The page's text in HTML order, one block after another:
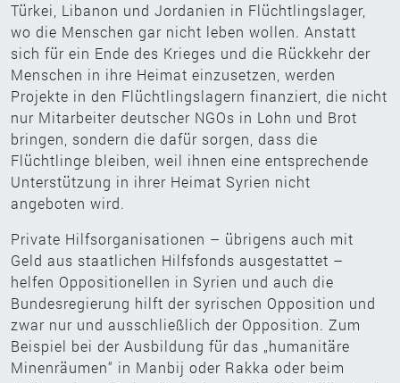
Türkei, Libanon und Jordanien in Flüchtlingslager,
wo die Menschen gar nicht leben wollen. Anstatt
sich für ein Ende des Krieges und die Rückkehr der
Menschen in ihre Heimat einzusetzen, werden
Projekte in den Flüchtlingslagern finanziert, die nicht
nur Mitarbeiter deutscher NGOs in Lohn und Brot
bringen, sondern die dafür sorgen, dass die
Flüchtlinge bleiben, weil ihnen eine entsprechende
Unterstützung in ihrer Heimat Syrien nicht
angeboten wird.
Private Hilfsorganisationen – übrigens auch mit
Geld aus staatlichen Hilfsfonds ausgestattet –
helfen Oppositionellen in Syrien und auch die
Bundesregierung hilft der syrischen Opposition und
zwar nur und ausschließlich der Opposition. Zum
Beispiel bei der Ausbildung für das „humanitäre
Minenräumen“ in Manbij oder Rakka oder beim